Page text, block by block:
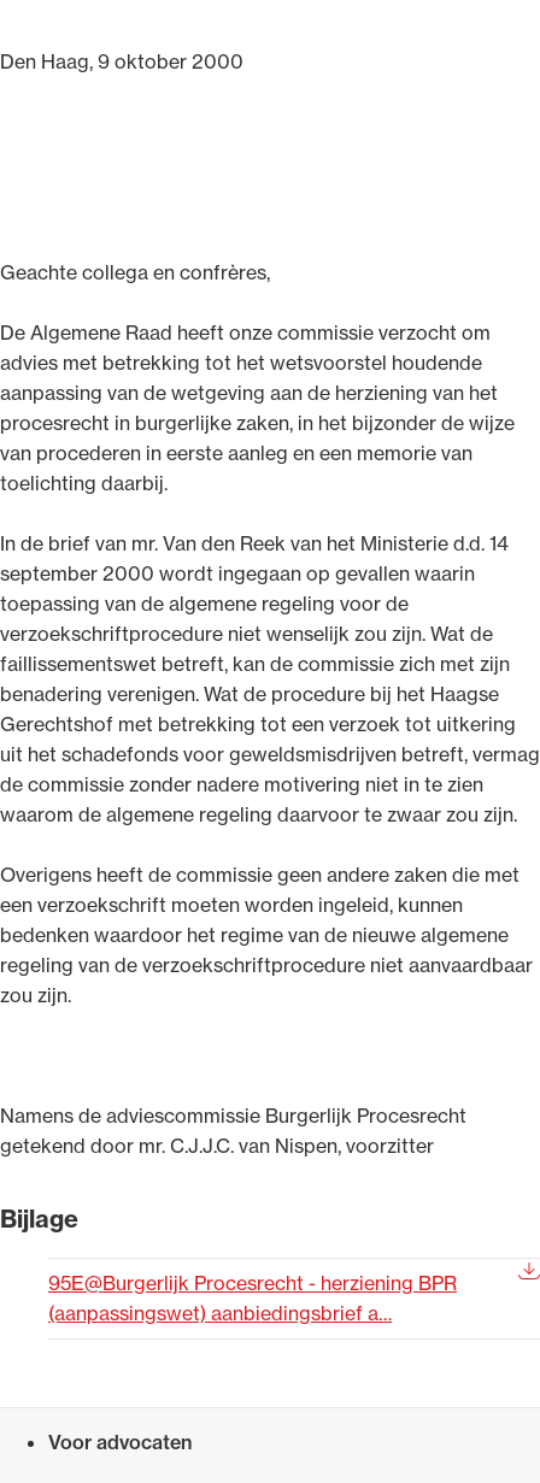
Den Haag, 9 oktober 2000
Geachte collega en confrères,
De Algemene Raad heeft onze commissie verzocht om
advies met betrekking tot het wetsvoorstel houdende
aanpassing van de wetgeving aan de herziening van het
procesrecht in burgerlijke zaken, in het bijzonder de wijze
van procederen in eerste aanleg en een memorie van
toelichting daarbij.
In de brief van mr. Van den Reek van het Ministerie d.d. 14
september 2000 wordt ingegaan op gevallen waarin
toepassing van de algemene regeling voor de
verzoekschriftprocedure niet wenselijk zou zijn. Wat de
faillissementswet betreft, kan de commissie zich met zijn
benadering verenigen. Wat de procedure bij het Haagse
Gerechtshof met betrekking tot een verzoek tot uitkering
uit het schadefonds voor geweldsmisdrijven betreft, vermag
de commissie zonder nadere motivering niet in te zien
waarom de algemene regeling daarvoor te zwaar zou zijn.
Overigens heeft de commissie geen andere zaken die met
een verzoekschrift moeten worden ingeleid, kunnen
bedenken waardoor het regime van de nieuwe algemene
regeling van de verzoekschriftprocedure niet aanvaardbaar
zou zijn.
Namens de adviescommissie Burgerlijk Procesrecht
getekend door mr. C.J.J.C. van Nispen, voorzitter
Bijlage
95E@Burgerlijk Procesrecht - herziening BPR
(aanpassingswet) aanbiedingsbrief a…
Voor advocaten